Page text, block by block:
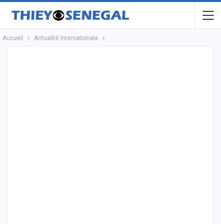
Accueil Actualité Internationale